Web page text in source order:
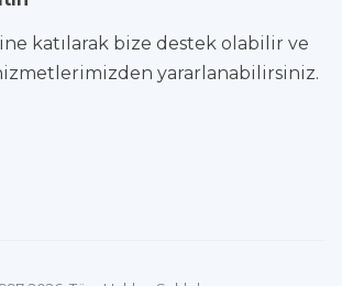
katılarak bize destek olabilir ve
yararlanabilirsiniz.